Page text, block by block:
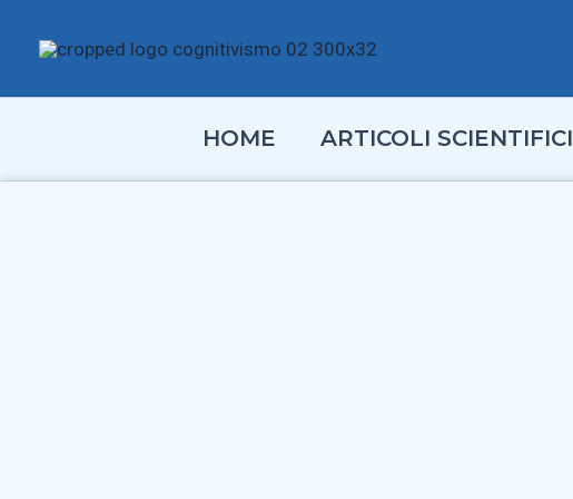
HOME ARTICOLI SCIENTIFICI